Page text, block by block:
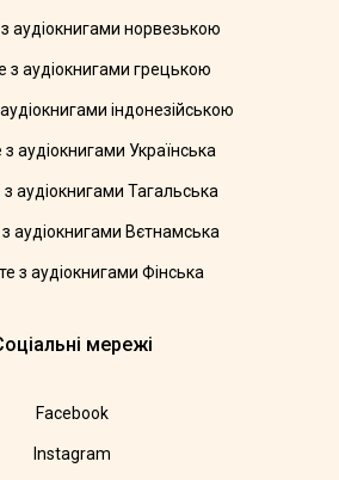
аудіокнигами норвезькою
з аудіокнигами грецькою
індонезійською
аудіокнигами Українська
аудіокнигами Тагальська
аудіокнигами Вєтнамська
з аудіокнигами Фінська
мережі
Facebook
Instagram